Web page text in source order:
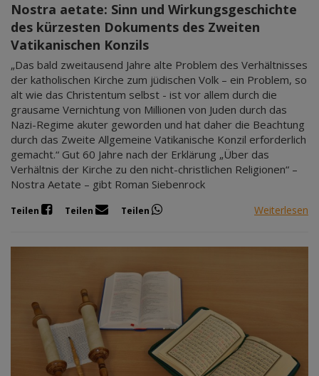
Nostra aetate: Sinn und Wirkungsgeschichte
des kürzesten Dokuments des Zweiten
Vatikanischen Konzils
„Das bald zweitausend Jahre alte Problem des Verhältnisses
der katholischen Kirche zum jüdischen Volk – ein Problem, so
alt wie das Christentum selbst - ist vor allem durch die
grausame Vernichtung von Millionen von Juden durch das
Nazi-Regime akuter geworden und hat daher die Beachtung
durch das Zweite Allgemeine Vatikanische Konzil erforderlich
gemacht.“ Gut 60 Jahre nach der Erklärung „Über das
Verhältnis der Kirche zu den nicht-christlichen Religionen“ –
Nostra Aetate – gibt Roman Siebenrock
Teilen Teilen Teilen Weiterlesen